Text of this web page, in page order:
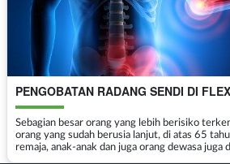
PENGOBATAN RADANG SENDI DI
Sebagian besar orang yang lebih berisiko
orang yang sudah berusia lanjut, di atas 65
remaja, anak-anak dan juga orang dewasa juga